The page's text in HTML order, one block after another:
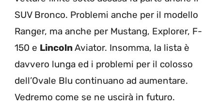
SUV Bronco. Problemi anche per il modello
Ranger, ma anche per Mustang, Explorer, F-
150 e LincolnAviator. Insomma, la lista è
davvero lunga ed i problemi per il colosso
dell’Ovale Blu continuano ad aumentare.
Vedremo come se ne uscirà in futuro.